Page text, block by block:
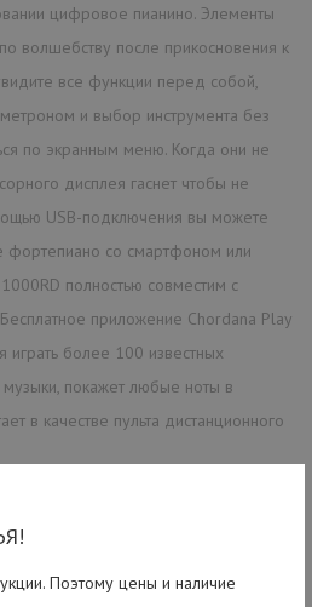
Поэтому цены и наличие
цифровое пианино. Элементы
волшебству после прикосновения к
все функции перед собой,
и выбор инструмента без
по экранным меню. Когда они не
дисплея гаснет чтобы не
USB-подключения вы можете
со смартфоном или
полностью совместим с
приложение Chordana Play
играть более 100 известных
музыки, покажет любые ноты в
в качестве пульта дистанционного
любой трек в потоковом